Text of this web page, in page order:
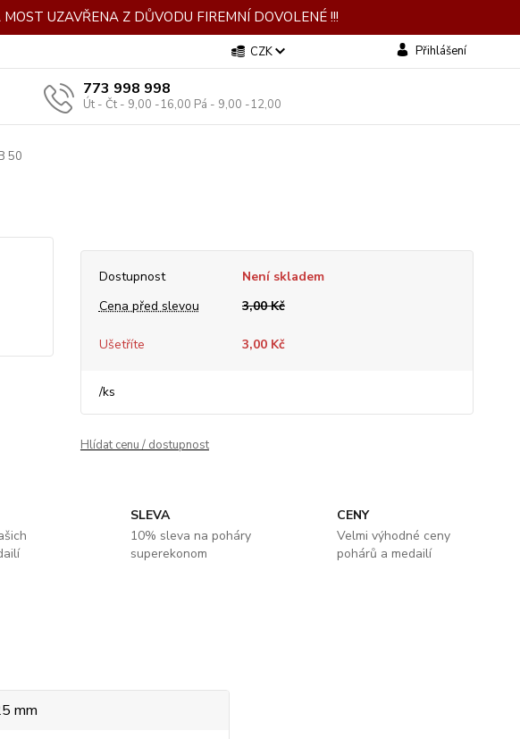
UZAVŘENA Z DŮVODU FIREMNÍ DOVOLENÉ !!!
CZK Přihlášení
773 998 998
Út - Čt - 9,00 -16,00 Pá - 9,00 -12,00
50
Dostupnost
Není skladem
Cena před slevou
3,00 Kč
Ušetříte 3,00 Kč
/ks
Hlídat cenu / dostupnost
SLEVA
10% sleva na poháry
superekonom
CENY
Velmi výhodné ceny
pohárů a medailí
mm